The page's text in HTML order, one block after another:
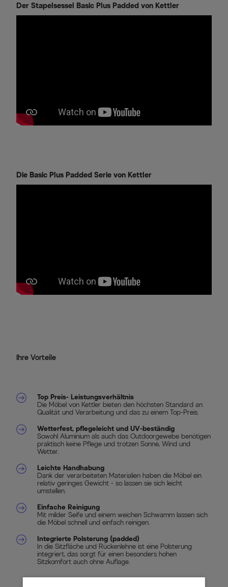
Der Stapelsessel Basic Plus Padded von Kettler
Die Basic Plus Padded Serie von Kettler
Ihre Vorteile
Top Preis- Leistungsverhältnis
Die Möbel von Kettler bieten den höchsten Standard an
Qualität und Verarbeitung und das zu einem Top-Preis.
Wetterfest, pflegeleicht und UV-beständig
Sowohl Aluminium als auch das Outdoorgewebe benötigen
praktisch keine Pflege und trotzen Sonne, Wind und
Wetter.
Leichte Handhabung
Dank der verarbeiteten Materialien haben die Möbel ein
relativ geringes Gewicht - so lassen sie sich leicht
umstellen.
Einfache Reinigung
Mit milder Seife und einem weichen Schwamm lassen sich
die Möbel schnell und einfach reinigen.
Integrierte Polsterung (padded)
In die Sitzfläche und Rückenlehne ist eine Polsterung
integriert, das sorgt für einen besonders hohen
Sitzkomfort auch ohne Auflage.